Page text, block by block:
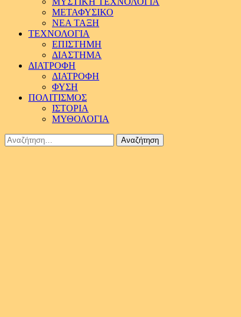
ΜΕΤΑΦΥΣΙΚΟ
ΝΕΑ ΤΑΞΗ
ΤΕΧΝΟΛΟΓΙΑ
ΕΠΙΣΤΗΜΗ
ΔΙΑΣΤΗΜΑ
ΔΙΑΤΡΟΦΗ
ΔΙΑΤΡΟΦΗ
ΦΥΣΗ
ΠΟΛΙΤΙΣΜΟΣ
ΙΣΤΟΡΙΑ
ΜΥΘΟΛΟΓΙΑ
Αναζήτηση
για: